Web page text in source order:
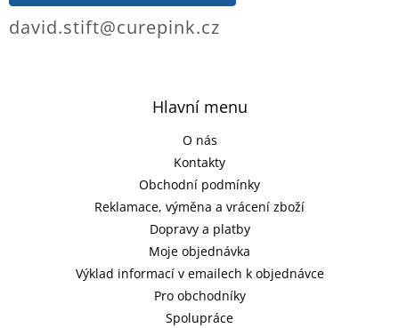
Hlavní menu
O nás
Kontakty
Obchodní podmínky
Reklamace, výměna a vrácení zboží
Dopravy a platby
Moje objednávka
Výklad informací v emailech k objednávce
Pro obchodníky
Spolupráce
david.stift@curepink.cz